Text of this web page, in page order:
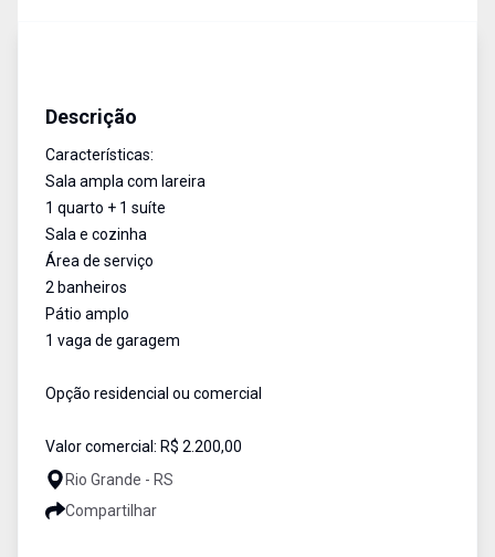
Descrição
Características:
Sala ampla com lareira
1 quarto + 1 suíte
Sala e cozinha
Área de serviço
2 banheiros
Pátio amplo
1 vaga de garagem
Opção residencial ou comercial
Valor comercial: R$ 2.200,00
Rio Grande - RS
Compartilhar